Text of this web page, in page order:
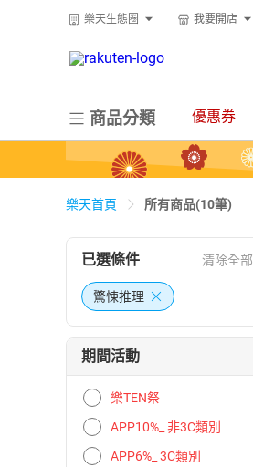
樂天生態圈 我要開店
商品分類 優惠券
樂天首頁 所有商品(10筆)
已選條件 清除全部
驚悚推理
期間活動
樂TEN祭
APP10%_ 非3C類別
APP6%_ 3C類別